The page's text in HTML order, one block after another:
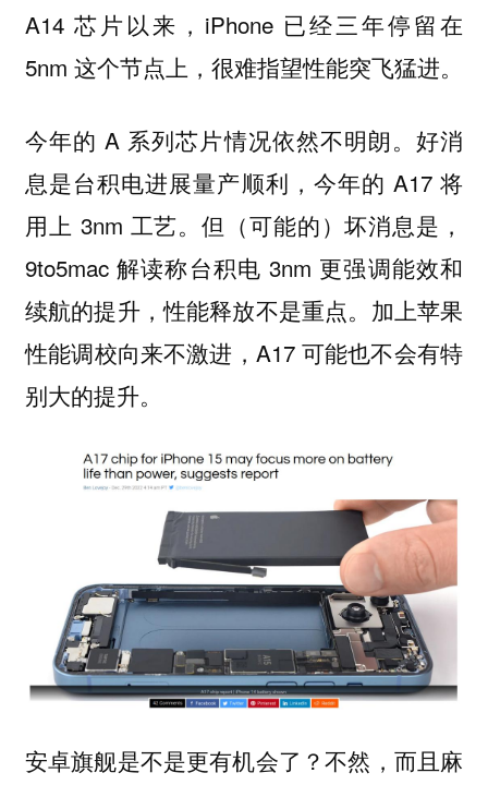
A14 芯片以来，iPhone 已经三年停留在
5nm 这个节点上，很难指望性能突飞猛进。
今年的 A 系列芯片情况依然不明朗。好消
息是台积电进展量产顺利，今年的 A17 将
用上 3nm 工艺。但（可能的）坏消息是，
9to5mac 解读称台积电 3nm 更强调能效和
续航的提升，性能释放不是重点。加上苹果
性能调校向来不激进，A17 可能也不会有特
别大的提升。
安卓旗舰是不是更有机会了？不然，而且麻